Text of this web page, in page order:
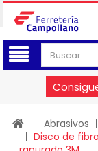
Abrasivos
Disco de